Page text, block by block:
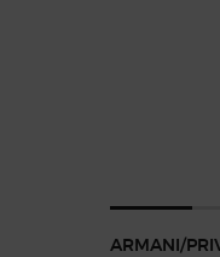
ARMANI/